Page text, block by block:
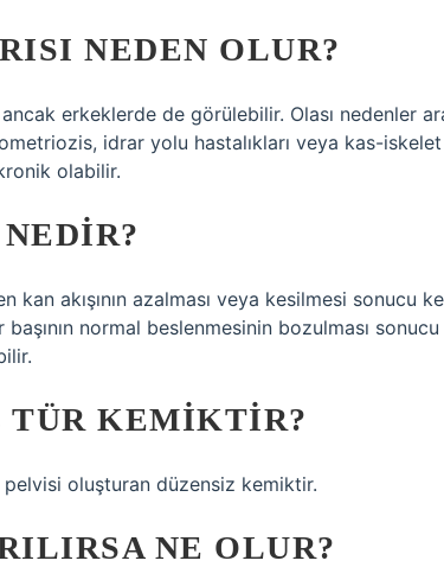
NEDEN OLUR?
erkeklerde de görülebilir. Olası nedenler
idrar yolu hastalıkları veya kas-
olabilir.
kan akışının azalması veya kesilmesi sonucu
normal beslenmesinin bozulması
KEMIKTIR?
oluşturan düzensiz kemiktir.
NE OLUR?